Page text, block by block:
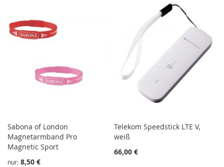
Sabona of London
Magnetarmband Pro
Magnetic Sport
nur 8,50 €
Telekom Speedstick LTE V,
weiß
66,00 €